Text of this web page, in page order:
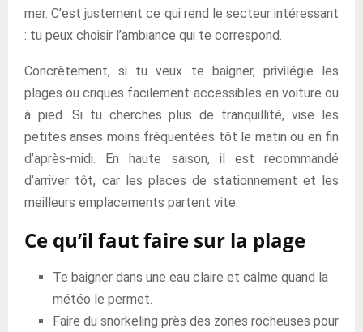
mer. C’est justement ce qui rend le secteur intéressant
: tu peux choisir l’ambiance qui te correspond.
Concrètement, si tu veux te baigner, privilégie les
plages ou criques facilement accessibles en voiture ou
à pied. Si tu cherches plus de tranquillité, vise les
petites anses moins fréquentées tôt le matin ou en fin
d’après-midi. En haute saison, il est recommandé
d’arriver tôt, car les places de stationnement et les
meilleurs emplacements partent vite.
Ce qu’il faut faire sur la plage
Te baigner dans une eau claire et calme quand la
météo le permet.
Faire du snorkeling près des zones rocheuses pour